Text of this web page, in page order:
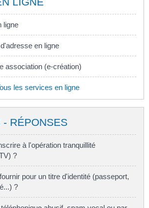
ligne
en ligne
association (e-création)
les services en ligne
- RÉPONSES
à l'opération tranquillité
?
pour un titre d'identité (passeport,
?